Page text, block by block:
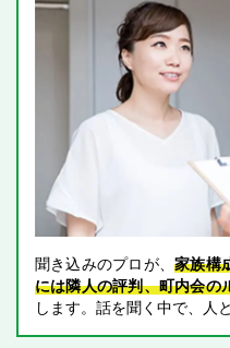
聞き込みのプロが、家族構
には隣人の評判、町内会の
します。話を聞く中で、人